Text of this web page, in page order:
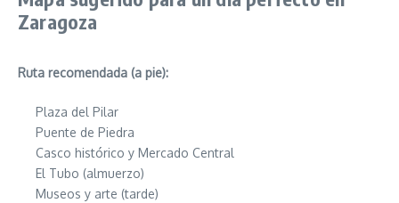
Zaragoza
Ruta recomendada (a pie):
Plaza del Pilar
Puente de Piedra
Casco histórico y Mercado Central
El Tubo (almuerzo)
Museos y arte (tarde)